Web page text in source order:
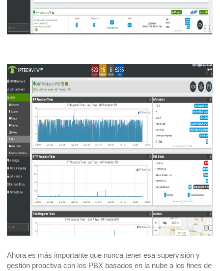
Ahora es más importante que nunca tener esa supervisión y
gestión proactiva con los PBX basados en la nube a los fines de